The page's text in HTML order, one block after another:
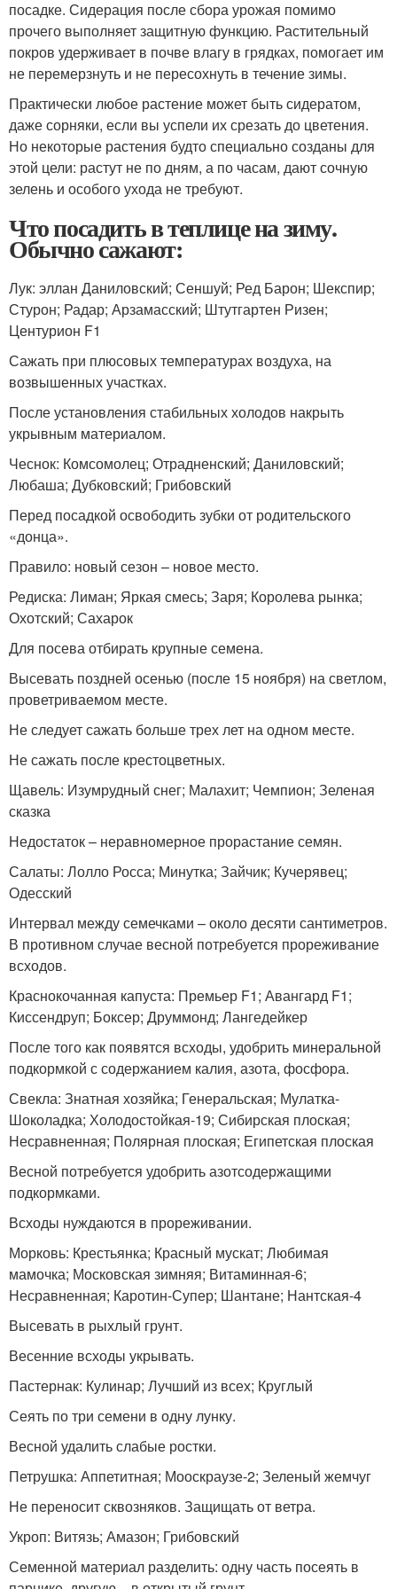
посадке. Сидерация после сбора урожая помимо
прочего выполняет защитную функцию. Растительный
покров удерживает в почве влагу в грядках, помогает им
не перемерзнуть и не пересохнуть в течение зимы.
Практически любое растение может быть сидератом,
даже сорняки, если вы успели их срезать до цветения.
Но некоторые растения будто специально созданы для
этой цели: растут не по дням, а по часам, дают сочную
зелень и особого ухода не требуют.
Что посадить в теплице на зиму.
Обычно сажают:
Лук: эллан Даниловский; Сеншуй; Ред Барон; Шекспир;
Стурон; Радар; Арзамасский; Штутгартен Ризен;
Центурион F1
Сажать при плюсовых температурах воздуха, на
возвышенных участках.
После установления стабильных холодов накрыть
укрывным материалом.
Чеснок: Комсомолец; Отрадненский; Даниловский;
Любаша; Дубковский; Грибовский
Перед посадкой освободить зубки от родительского
«донца».
Правило: новый сезон – новое место.
Редиска: Лиман; Яркая смесь; Заря; Королева рынка;
Охотский; Сахарок
Для посева отбирать крупные семена.
Высевать поздней осенью (после 15 ноября) на светлом,
проветриваемом месте.
Не следует сажать больше трех лет на одном месте.
Не сажать после крестоцветных.
Щавель: Изумрудный снег; Малахит; Чемпион; Зеленая
сказка
Недостаток – неравномерное прорастание семян.
Салаты: Лолло Росса; Минутка; Зайчик; Кучерявец;
Одесский
Интервал между семечками – около десяти сантиметров.
В противном случае весной потребуется прореживание
всходов.
Краснокочанная капуста: Премьер F1; Авангард F1;
Киссендруп; Боксер; Друммонд; Лангедейкер
После того как появятся всходы, удобрить минеральной
подкормкой с содержанием калия, азота, фосфора.
Свекла: Знатная хозяйка; Генеральская; Мулатка-
Шоколадка; Холодостойкая-19; Сибирская плоская;
Несравненная; Полярная плоская; Египетская плоская
Весной потребуется удобрить азотсодержащими
подкормками.
Всходы нуждаются в прореживании.
Морковь: Крестьянка; Красный мускат; Любимая
мамочка; Московская зимняя; Витаминная-6;
Несравненная; Каротин-Супер; Шантане; Нантская-4
Высевать в рыхлый грунт.
Весенние всходы укрывать.
Пастернак: Кулинар; Лучший из всех; Круглый
Сеять по три семени в одну лунку.
Весной удалить слабые ростки.
Петрушка: Аппетитная; Мооскраузе-2; Зеленый жемчуг
Не переносит сквозняков. Защищать от ветра.
Укроп: Витязь; Амазон; Грибовский
Семенной материал разделить: одну часть посеять в